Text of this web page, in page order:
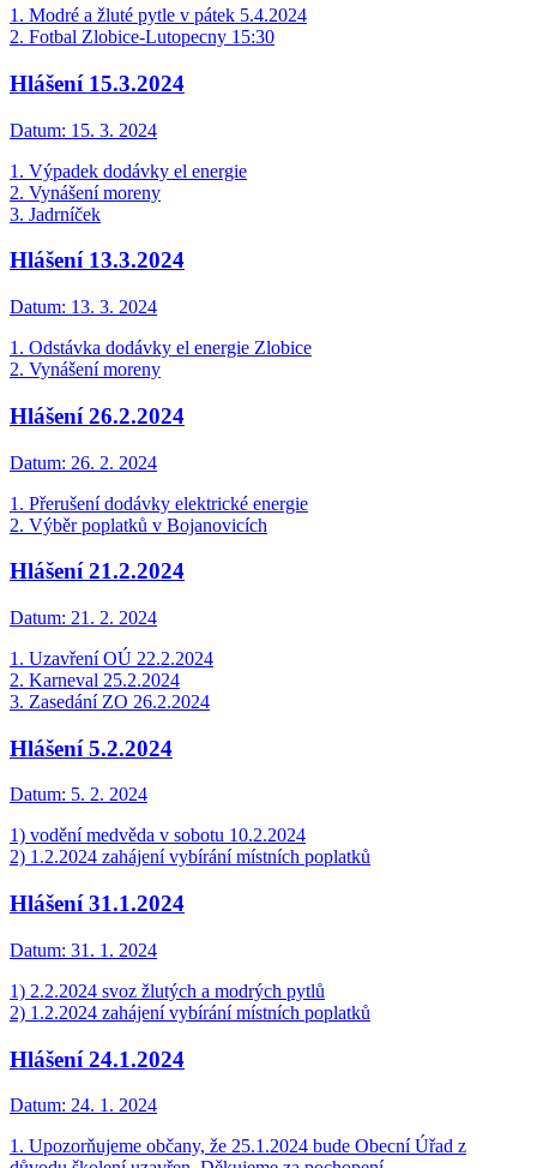
1. Modré a žluté pytle v pátek 5.4.2024
2. Fotbal Zlobice-Lutopecny 15:30
Hlášení 15.3.2024
Datum: 15. 3. 2024
1. Výpadek dodávky el energie
2. Vynášení moreny
3. Jadrníček
Hlášení 13.3.2024
Datum: 13. 3. 2024
1. Odstávka dodávky el energie Zlobice
2. Vynášení moreny
Hlášení 26.2.2024
Datum: 26. 2. 2024
1. Přerušení dodávky elektrické energie
2. Výběr poplatků v Bojanovicích
Hlášení 21.2.2024
Datum: 21. 2. 2024
1. Uzavření OÚ 22.2.2024
2. Karneval 25.2.2024
3. Zasedání ZO 26.2.2024
Hlášení 5.2.2024
Datum: 5. 2. 2024
1) vodění medvěda v sobotu 10.2.2024
2) 1.2.2024 zahájení vybírání místních poplatků
Hlášení 31.1.2024
Datum: 31. 1. 2024
1) 2.2.2024 svoz žlutých a modrých pytlů
2) 1.2.2024 zahájení vybírání místních poplatků
Hlášení 24.1.2024
Datum: 24. 1. 2024
1. Upozorňujeme občany, že 25.1.2024 bude Obecní Úřad z